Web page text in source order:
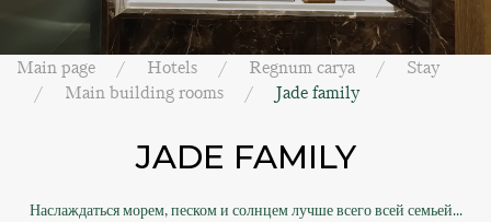
Main page Hotels Regnum carya
Stay
Main building rooms
Jade family
JADE FAMILY
Наслаждаться морем, песком и солнцем лучше всего всей семьей...